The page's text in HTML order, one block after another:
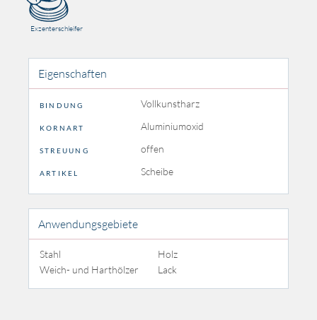
Exzenterschleifer
Eigenschaften
BINDUNG Vollkunstharz
KORNART Aluminiumoxid
STREUUNG offen
ARTIKEL Scheibe
Anwendungsgebiete
Stahl
Holz
Weich- und Harthölzer
Lack